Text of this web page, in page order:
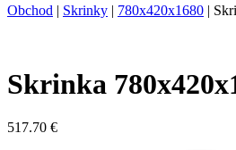
Obchod | Skrinky | 780x420x1680 |
Skrinka
517.70 €